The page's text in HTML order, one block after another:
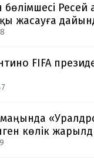
Ресей
жасауға
FIFA
көлік